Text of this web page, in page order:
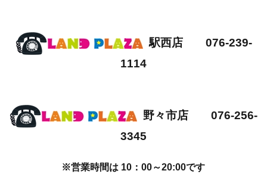
駅西店 076-239-
1114
野々市店 076-256-
3345
※営業時間は 10：00～20:00です